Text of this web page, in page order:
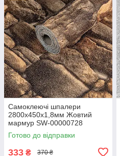
Самоклеючі шпалери
2800х450х1,8мм Жовтий
мармур SW-00000728
Готово до відправки
333 ₴ 370 ₴